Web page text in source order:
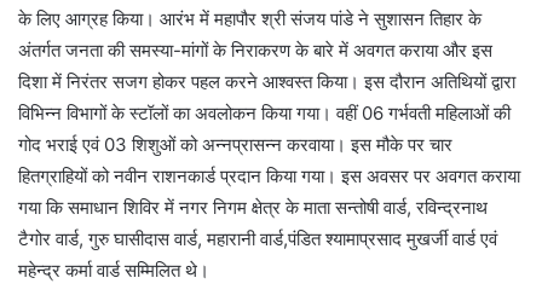
के लिए आग्रह किया। आरंभ में महापौर श्री संजय पांडे ने सुशासन तिहार के
अंतर्गत जनता की समस्या-मांगों के निराकरण के बारे में अवगत कराया और इस
दिशा में निरंतर सजग होकर पहल करने आश्वस्त किया। इस दौरान अतिथियों द्वारा
विभिन्न विभागों के स्टॉलों का अवलोकन किया गया। वहीं 06 गर्भवती महिलाओं की
गोद भराई एवं 03 शिशुओं को अन्नप्रासन्न करवाया। इस मौके पर चार
हितग्राहियों को नवीन राशनकार्ड प्रदान किया गया। इस अवसर पर अवगत कराया
गया कि समाधान शिविर में नगर निगम क्षेत्र के माता सन्तोषी वार्ड, रविन्द्रनाथ
टैगोर वार्ड, गुरु घासीदास वार्ड, महारानी वार्ड,पंडित श्यामाप्रसाद मुखर्जी वार्ड एवं
महेन्द्र कर्मा वार्ड सम्मिलित थे।